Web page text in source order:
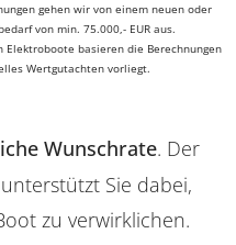
gehen wir von einem neuen oder
von min. 75.000,- EUR aus.
Elektroboote basieren die Berechnungen
Wertgutachten vorliegt.
Wunschrate. Der
Sie dabei,
zu verwirklichen.